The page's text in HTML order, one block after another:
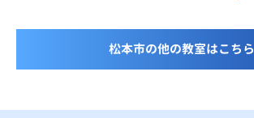
松本市の他の教室はこちら